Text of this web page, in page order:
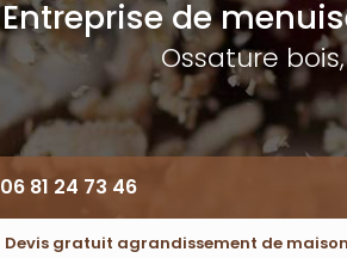
Entreprise de
Ossature
06 81 24 73 46
Devis gratuit agrandissement de